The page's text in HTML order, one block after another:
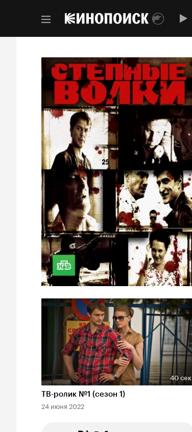
Длительность 40 сек
40 сек
ТВ-ролик №1 (сезон 1)
24 июня 2022